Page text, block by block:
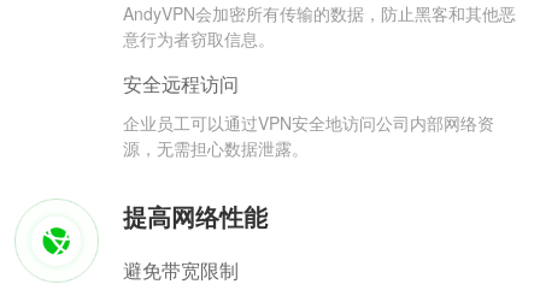
AndyVPN会加密所有传输的数据，防止黑客和其他恶
意行为者窃取信息。
安全远程访问
企业员工可以通过VPN安全地访问公司内部网络资
源，无需担心数据泄露。
提高网络性能
避免带宽限制